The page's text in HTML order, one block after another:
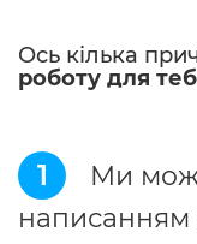
Ось кілька
роботу для
1
Ми
написанням